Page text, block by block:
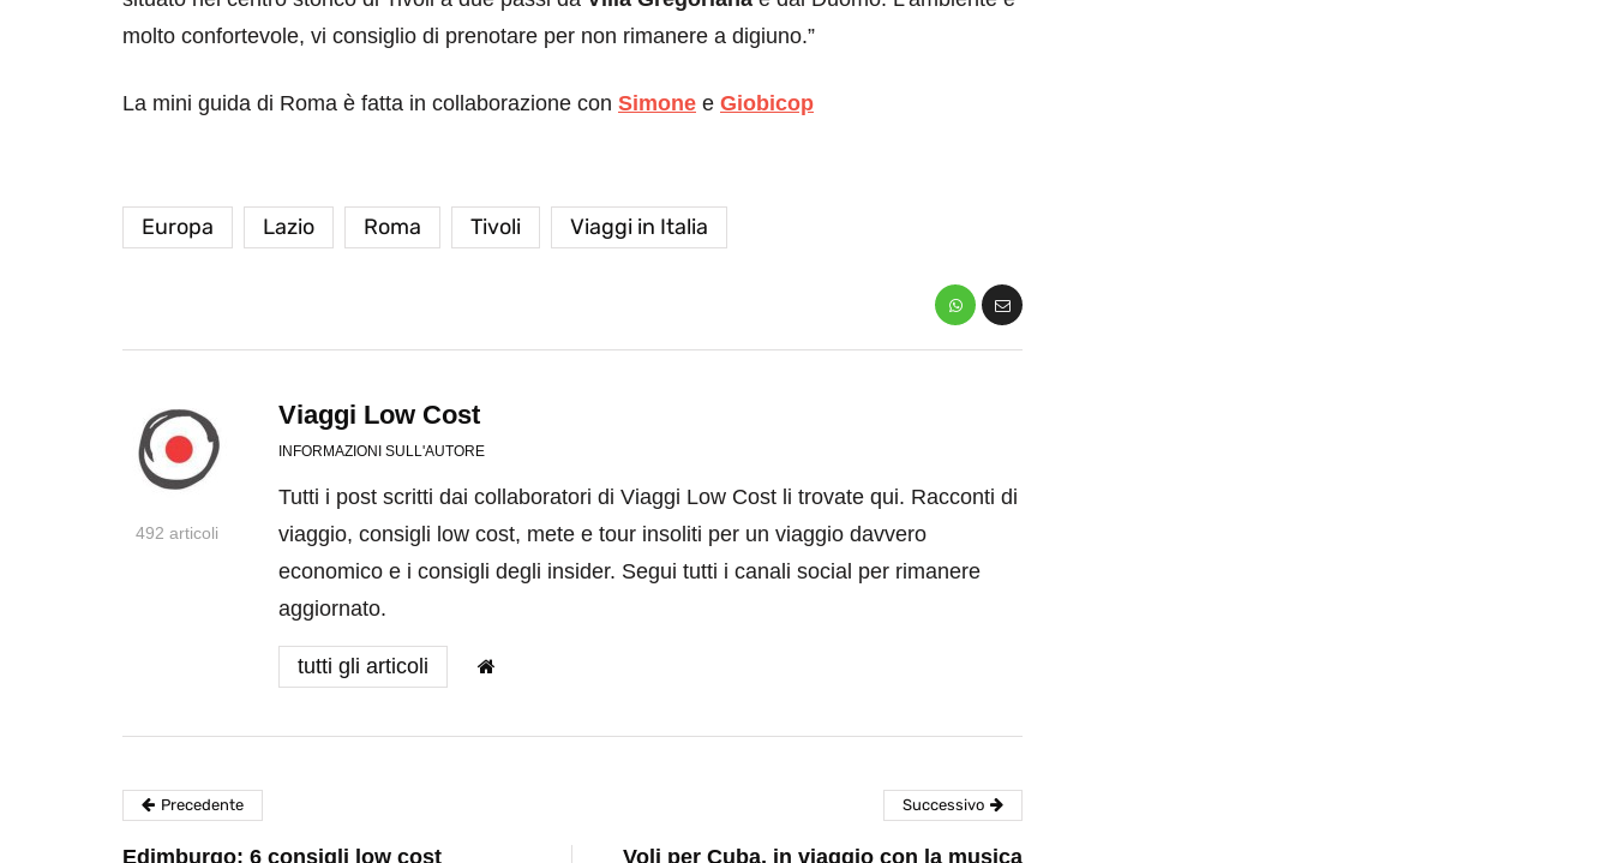
molto confortevole, vi consiglio di prenotare per non rimanere a digiuno.”
La mini guida di Roma è fatta in collaborazione con Simone e Giobicop
Europa Lazio Roma Tivoli Viaggi in Italia
492 articoli
Viaggi Low Cost
INFORMAZIONI SULL'AUTORE
Tutti i post scritti dai collaboratori di Viaggi Low Cost li trovate qui. Racconti di
viaggio, consigli low cost, mete e tour insoliti per un viaggio davvero
economico e i consigli degli insider. Segui tutti i canali social per rimanere
aggiornato.
tutti gli articoli
Precedente
Edimburgo: 6 consigli low cost
Successivo
Voli per Cuba, in viaggio con la musica